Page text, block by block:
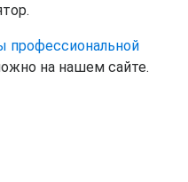
профессиональной
на нашем сайте.